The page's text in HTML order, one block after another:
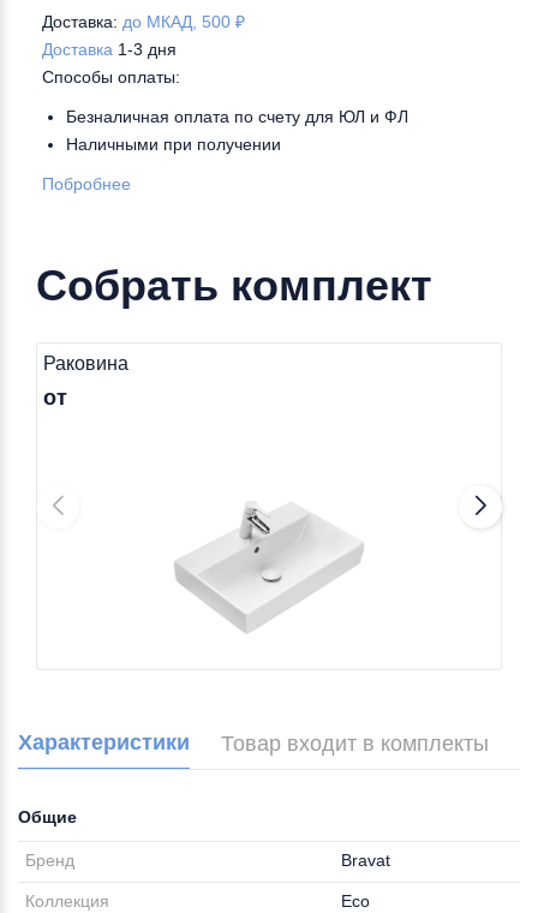
Доставка: до МКАД, 500 ₽
Доставка 1-3 дня
Способы оплаты:
Безналичная оплата по счету для ЮЛ и ФЛ
Наличными при получении
Побробнее
Собрать комплект
Раковина
от
Характеристики Товар входит в комплекты
Общие
Бренд Bravat
Коллекция Eco